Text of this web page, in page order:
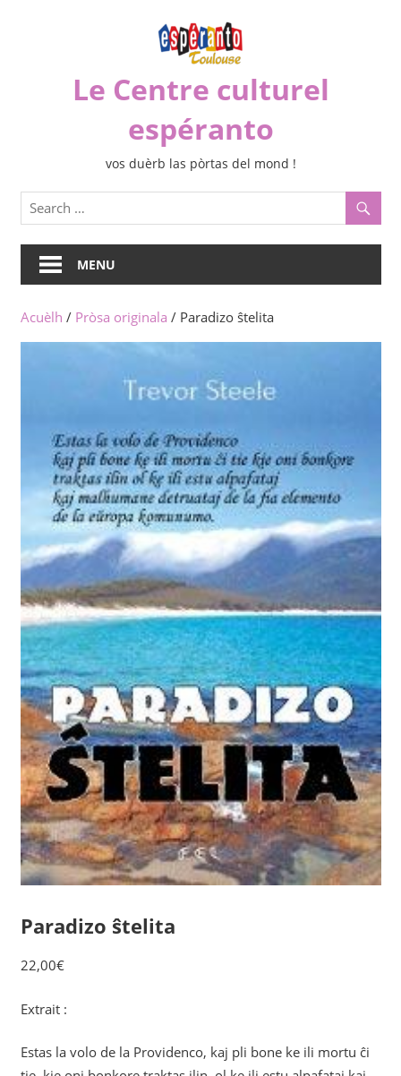
Le Centre culturel
espéranto
vos duèrb las pòrtas del mond !
MENU
Acuèlh / Pròsa originala / Paradizo ŝtelita
Paradizo ŝtelita
22,00€
Extrait :
Estas la volo de la Providenco, kaj pli bone ke ili mortu ĉi